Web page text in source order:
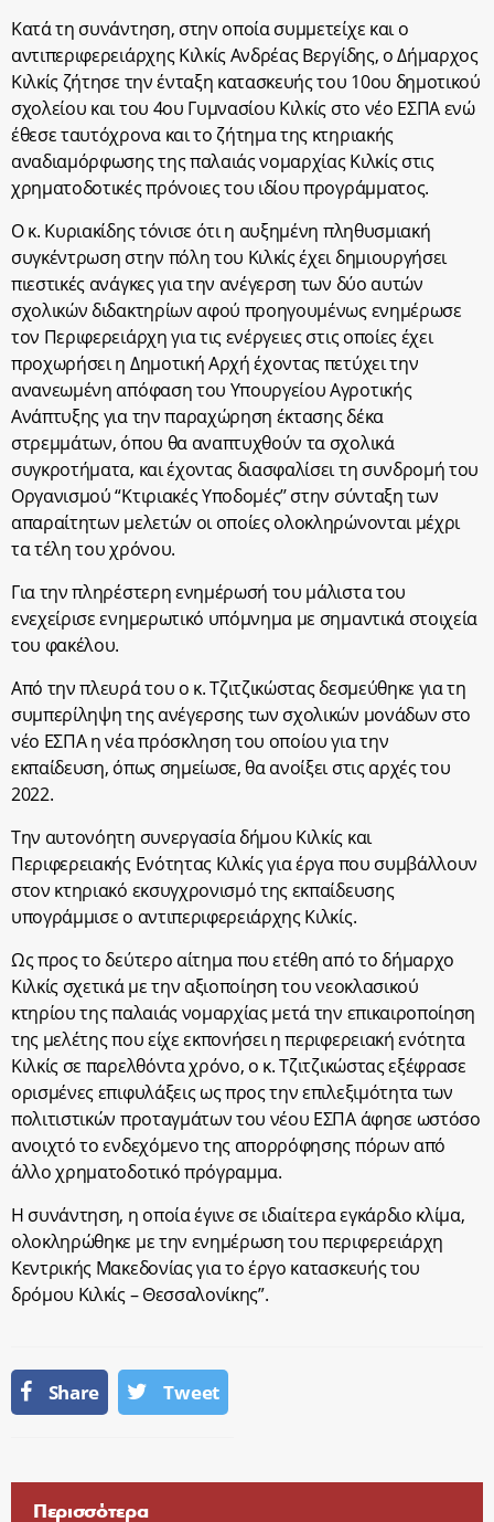
Κατά τη συνάντηση, στην οποία συμμετείχε και ο
αντιπεριφερειάρχης Κιλκίς Ανδρέας Βεργίδης, ο Δήμαρχος
Κιλκίς ζήτησε την ένταξη κατασκευής του 10ου δημοτικού
σχολείου και του 4ου Γυμνασίου Κιλκίς στο νέο ΕΣΠΑ ενώ
έθεσε ταυτόχρονα και το ζήτημα της κτηριακής
αναδιαμόρφωσης της παλαιάς νομαρχίας Κιλκίς στις
χρηματοδοτικές πρόνοιες του ιδίου προγράμματος.
Ο κ. Κυριακίδης τόνισε ότι η αυξημένη πληθυσμιακή
συγκέντρωση στην πόλη του Κιλκίς έχει δημιουργήσει
πιεστικές ανάγκες για την ανέγερση των δύο αυτών
σχολικών διδακτηρίων αφού προηγουμένως ενημέρωσε
τον Περιφερειάρχη για τις ενέργειες στις οποίες έχει
προχωρήσει η Δημοτική Αρχή έχοντας πετύχει την
ανανεωμένη απόφαση του Υπουργείου Αγροτικής
Ανάπτυξης για την παραχώρηση έκτασης δέκα
στρεμμάτων, όπου θα αναπτυχθούν τα σχολικά
συγκροτήματα, και έχοντας διασφαλίσει τη συνδρομή του
Οργανισμού “Κτιριακές Υποδομές’’ στην σύνταξη των
απαραίτητων μελετών οι οποίες ολοκληρώνονται μέχρι
τα τέλη του χρόνου.
Για την πληρέστερη ενημέρωσή του μάλιστα του
ενεχείρισε ενημερωτικό υπόμνημα με σημαντικά στοιχεία
του φακέλου.
Από την πλευρά του ο κ. Τζιτζικώστας δεσμεύθηκε για τη
συμπερίληψη της ανέγερσης των σχολικών μονάδων στο
νέο ΕΣΠΑ η νέα πρόσκληση του οποίου για την
εκπαίδευση, όπως σημείωσε, θα ανοίξει στις αρχές του
2022.
Την αυτονόητη συνεργασία δήμου Κιλκίς και
Περιφερειακής Ενότητας Κιλκίς για έργα που συμβάλλουν
στον κτηριακό εκσυγχρονισμό της εκπαίδευσης
υπογράμμισε ο αντιπεριφερειάρχης Κιλκίς.
Ως προς το δεύτερο αίτημα που ετέθη από το δήμαρχο
Κιλκίς σχετικά με την αξιοποίηση του νεοκλασικού
κτηρίου της παλαιάς νομαρχίας μετά την επικαιροποίηση
της μελέτης που είχε εκπονήσει η περιφερειακή ενότητα
Κιλκίς σε παρελθόντα χρόνο, ο κ. Τζιτζικώστας εξέφρασε
ορισμένες επιφυλάξεις ως προς την επιλεξιμότητα των
πολιτιστικών προταγμάτων του νέου ΕΣΠΑ άφησε ωστόσο
ανοιχτό το ενδεχόμενο της απορρόφησης πόρων από
άλλο χρηματοδοτικό πρόγραμμα.
Η συνάντηση, η οποία έγινε σε ιδιαίτερα εγκάρδιο κλίμα,
ολοκληρώθηκε με την ενημέρωση του περιφερειάρχη
Κεντρικής Μακεδονίας για το έργο κατασκευής του
δρόμου Κιλκίς – Θεσσαλονίκης”.
Share Tweet
Περισσότερα